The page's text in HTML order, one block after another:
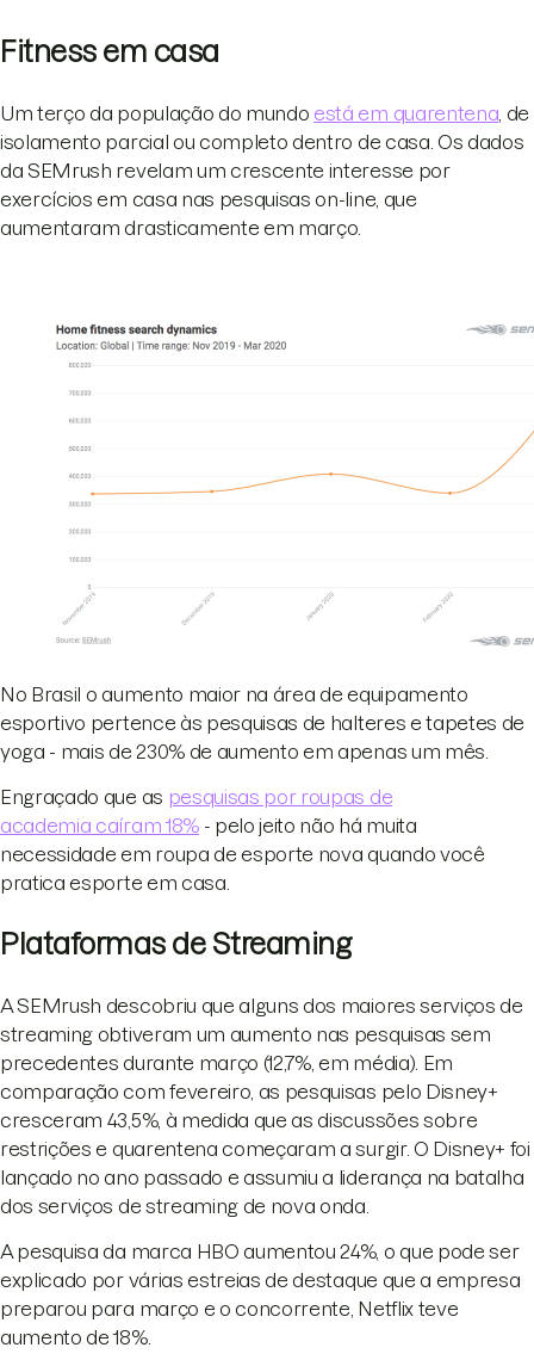
Fitness em casa
Um terço da população do mundo está em quarentena , de
isolamento parcial ou completo dentro de casa. Os dados
da SEMrush revelam um crescente interesse por
exercícios em casa nas pesquisas on-line, que
aumentaram drasticamente em março.
No Brasil o aumento maior na área de equipamento
esportivo pertence às pesquisas de halteres e tapetes de
yoga - mais de 230% de aumento em apenas um mês.
Engraçado que as pesquisas por roupas de
academia caíram 18%- pelo jeito não há muita
necessidade em roupa de esporte nova quando você
pratica esporte em casa.
Plataformas de Streaming
A SEMrush descobriu que alguns dos maiores serviços de
streaming obtiveram um aumento nas pesquisas sem
precedentes durante março (12,7%, em média). Em
comparação com fevereiro, as pesquisas pelo Disney+
cresceram 43,5%, à medida que as discussões sobre
restrições e quarentena começaram a surgir. O Disney+ foi
lançado no ano passado e assumiu a liderança na batalha
dos serviços de streaming de nova onda.
A pesquisa da marca HBO aumentou 24%, o que pode ser
explicado por várias estreias de destaque que a empresa
preparou para março e o concorrente, Netflix teve
aumento de 18%.